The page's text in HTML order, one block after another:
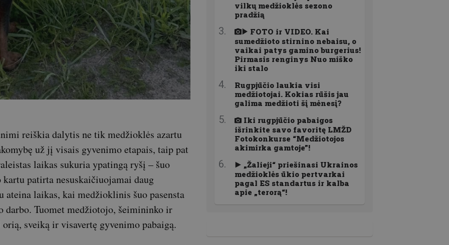
reiškia dalytis ne tik medžioklės azartu
už jį visais gyvenimo etapais, taip pat
laikas sukuria ypatingą ryšį – šuo
patirta nesuskaičiuojamai daug
laikas, kai medžioklinis šuo pasensta
Tuomet medžiotojo, šeimininko ir
sveiką ir visavertę gyvenimo pabaigą.
vilkų medžioklės sezono
pradžią
FOTO ir VIDEO. Kai
sumedžioto stirnino nebaisu, o
vaikai patys gamino burgerius!
Pirmasis renginys Nuo miško
iki stalo
Rugpjūčio laukia visi
medžiotojai. Kokias rūšis jau
galima medžioti šį mėnesį?
Iki rugpjūčio pabaigos
išrinkite savo favoritę LMŽD
Fotokonkurse “Medžiotojos
akimirka gamtoje”!
„Žalieji“ priešinasi Ukrainos
medžioklės ūkio pertvarkai
pagal ES standartus ir kalba
apie „terorą“!